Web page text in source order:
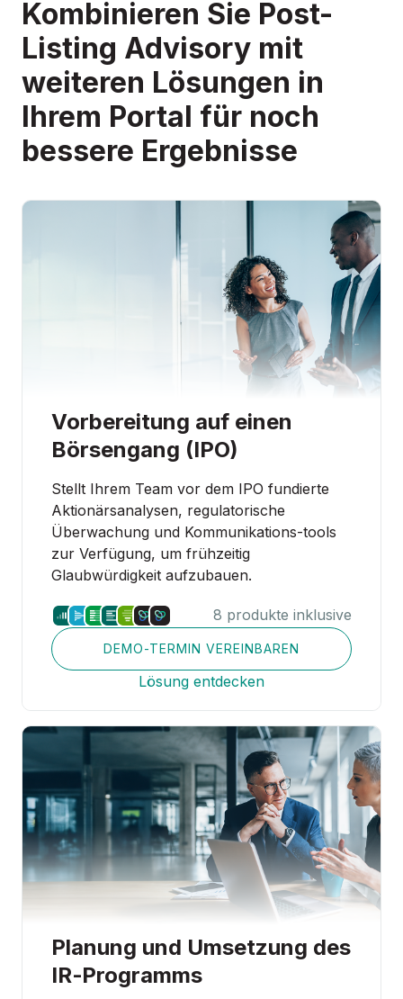
Partnerschaften
Vertrieb kontaktieren
Anmelden
Kombinieren Sie Post-
Listing Advisory mit
weiteren Lösungen in
Ihrem Portal für noch
bessere Ergebnisse
Vorbereitung auf einen
Börsengang (IPO)
Stellt Ihrem Team vor dem IPO fundierte
Aktionärsanalysen, regulatorische
Überwachung und Kommunikations‑tools
zur Verfügung, um frühzeitig
Glaubwürdigkeit aufzubauen.
8 produkte inklusive
DEMO-TERMIN VEREINBAREN
Lösung entdecken
Planung und Umsetzung des
IR‑Programms